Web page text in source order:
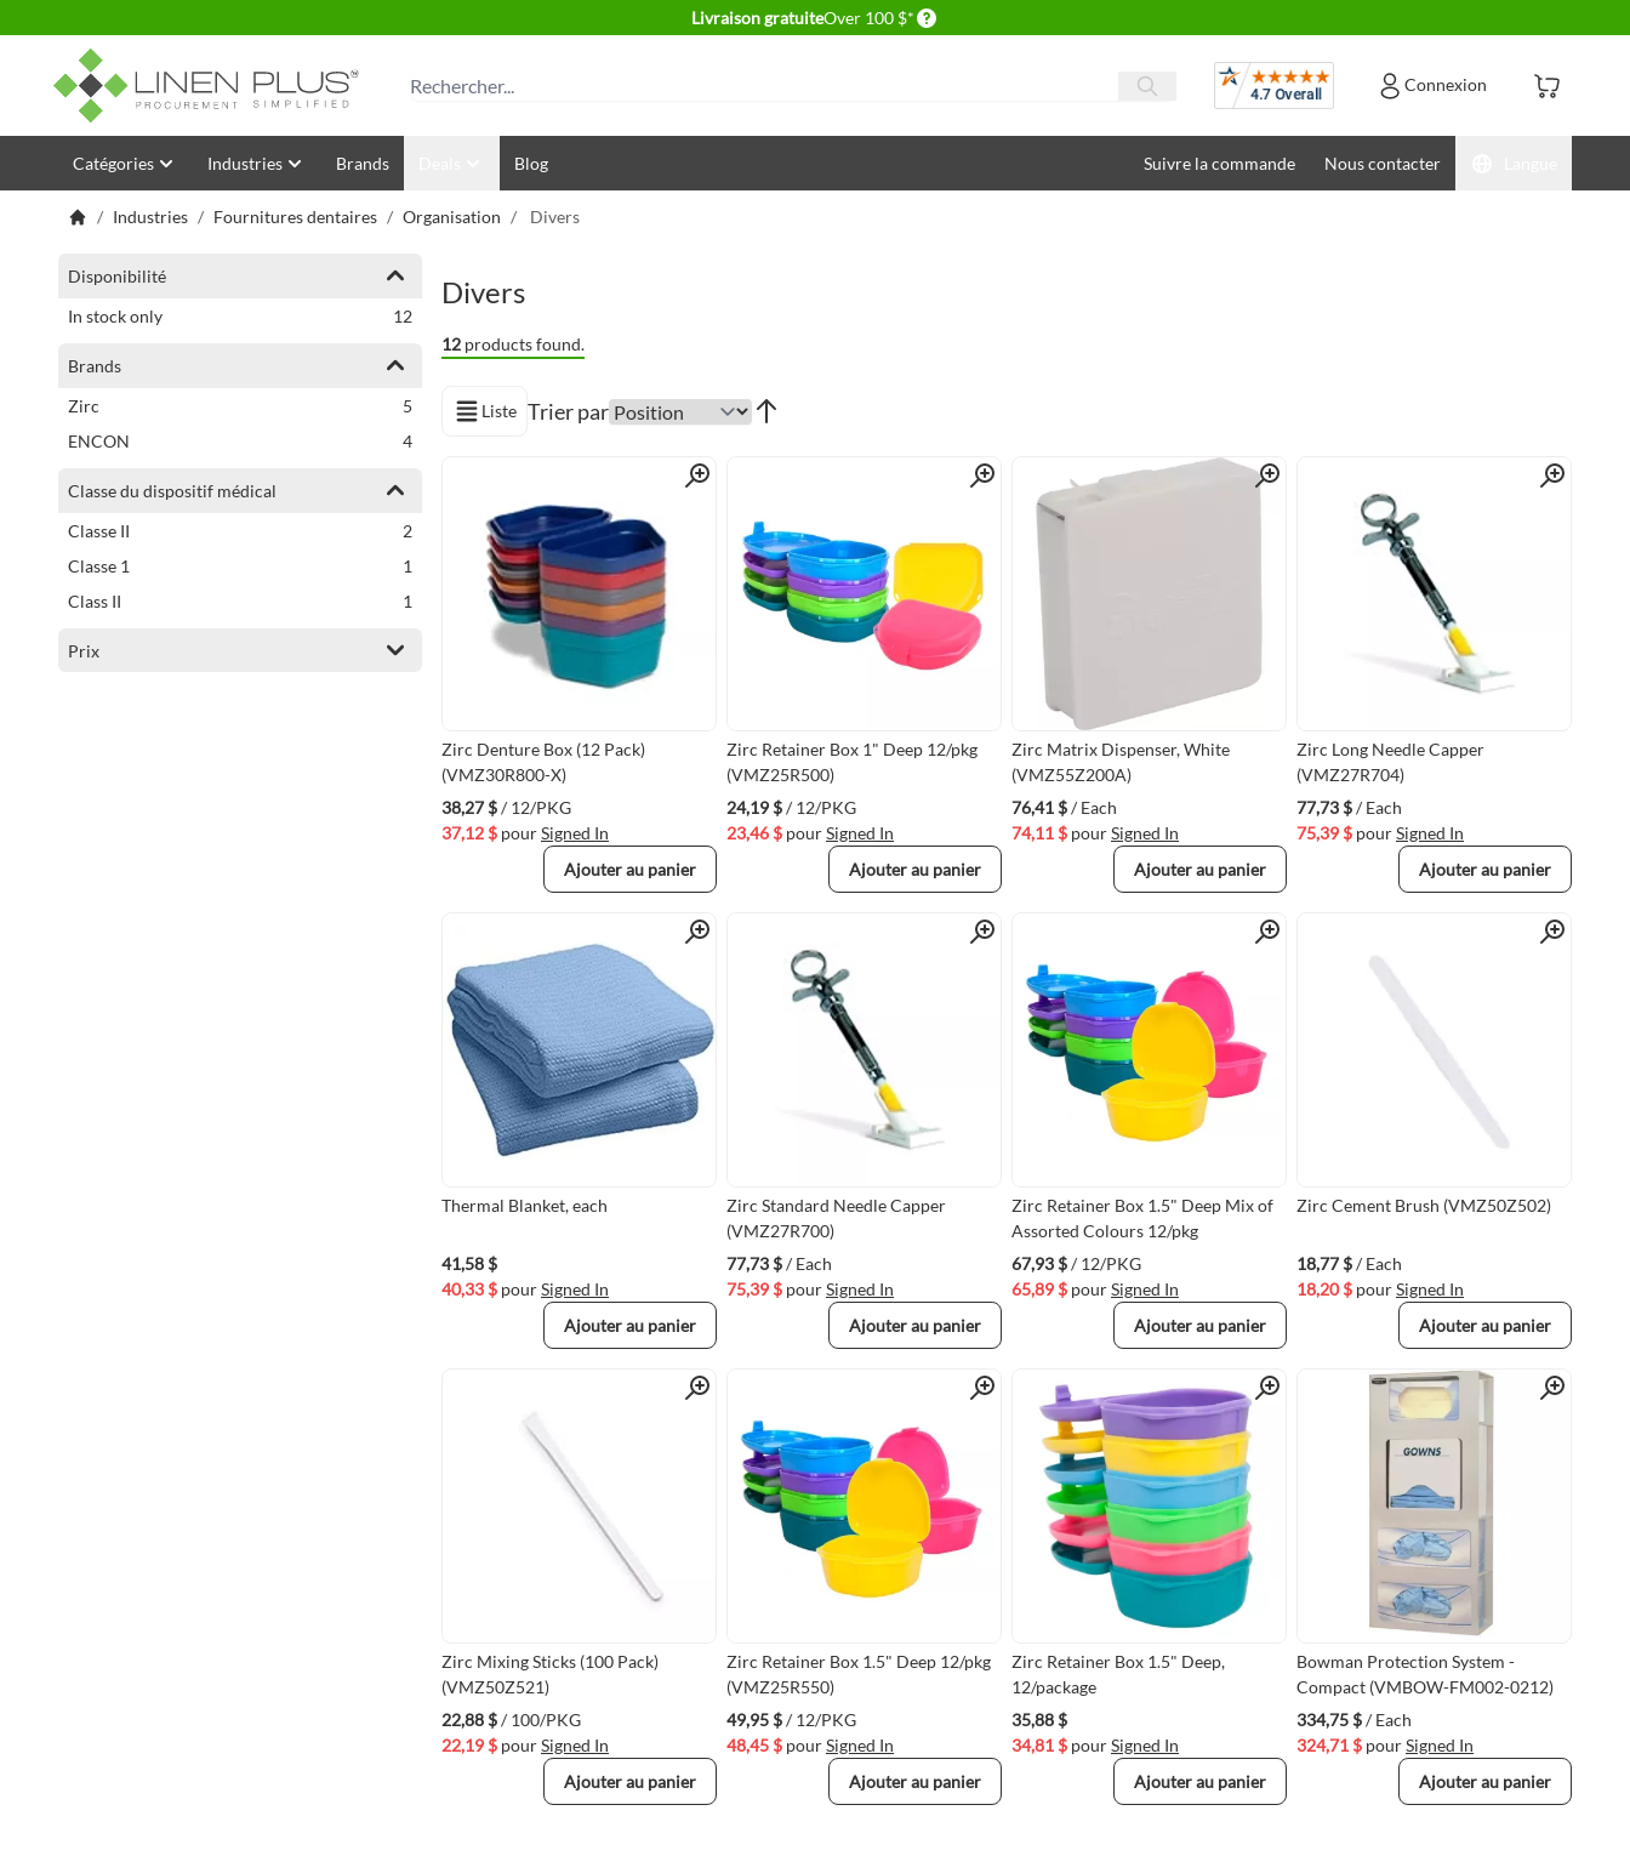
Livraison gratuiteOver 100 $* Delivery conditions
Rechercher Avis Connexion
Allez au contenu
Catégories Industries Brands Blog Suivre la commande Nous contacter
/ Industries / Fournitures dentaires / Organisation / Divers
Disponibilité
In stock only
12articles
Brands
Zirc
5 articles
ENCON
4articles
Classe du dispositif médical
Classe II
2articles
Classe 1
1
Class II
1
Prix
Divers
12 products found.
Afficher en
Liste Trier par
Quick View
Zirc Denture Box (12 Pack)
(VMZ30R800-X)
38,27 $/ 12/PKG
37,12 $ pourSigned In
Ajouter au panier
Quick View
Zirc Retainer Box 1" Deep 12/pkg
(VMZ25R500)
24,19 $/ 12/PKG
23,46 $ pourSigned In
Ajouter au panier
Quick View
Zirc Matrix Dispenser, White
(VMZ55Z200A)
76,41 $/ Each
74,11 $ pourSigned In
Ajouter au panier
Quick View
Zirc Long Needle Capper
(VMZ27R704)
77,73 $/ Each
75,39 $ pourSigned In
Ajouter au panier
Quick View
Thermal Blanket, each
41,58 $
40,33 $ pourSigned In
Ajouter au panier
Quick View
Zirc Standard Needle Capper
(VMZ27R700)
77,73 $/ Each
75,39 $ pourSigned In
Ajouter au panier
Quick View
Zirc Retainer Box 1.5" Deep Mix of
Assorted Colours 12/pkg
67,93 $/ 12/PKG
65,89 $ pourSigned In
Ajouter au panier
Quick View
Zirc Cement Brush (VMZ50Z502)
18,77 $/ Each
18,20 $ pourSigned In
Ajouter au panier
Quick View
Zirc Mixing Sticks (100 Pack)
(VMZ50Z521)
22,88 $/ 100/PKG
22,19 $ pourSigned In
Ajouter au panier
Quick View
Zirc Retainer Box 1.5" Deep 12/pkg
(VMZ25R550)
49,95 $/ 12/PKG
48,45 $ pourSigned In
Ajouter au panier
Quick View
Zirc Retainer Box 1.5" Deep,
12/package
35,88 $
34,81 $ pourSigned In
Ajouter au panier
Quick View
Bowman Protection System -
Compact (VMBOW-FM002-0212)
334,75 $/ Each
324,71 $ pourSigned In
Ajouter au panier